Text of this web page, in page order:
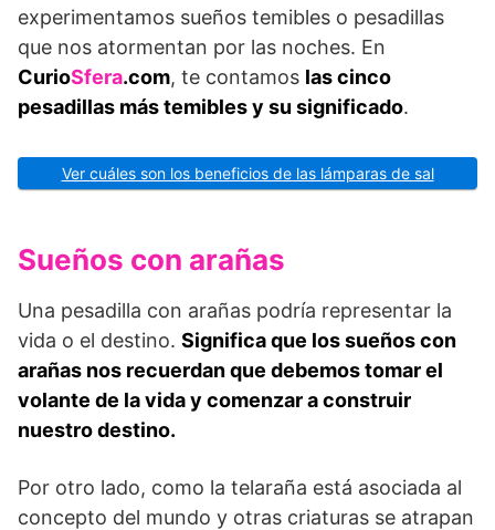
experimentamos sueños temibles o pesadillas
que nos atormentan por las noches. En
CurioSfera.com, te contamos las cinco
pesadillas más temibles y su significado.
Ver cuáles son los beneficios de las lámparas de sal
Sueños con arañas
Una pesadilla con arañas podría representar la
vida o el destino. Significa que los sueños con
arañas nos recuerdan que debemos tomar el
volante de la vida y comenzar a construir
nuestro destino.
Por otro lado, como la telaraña está asociada al
concepto del mundo y otras criaturas se atrapan